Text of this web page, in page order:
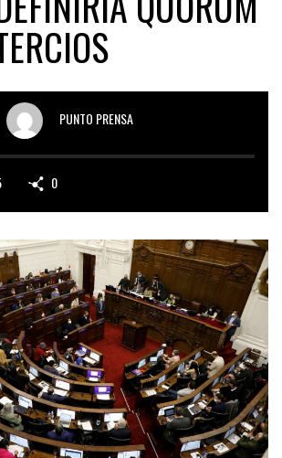
PUNTO PRENSA
0